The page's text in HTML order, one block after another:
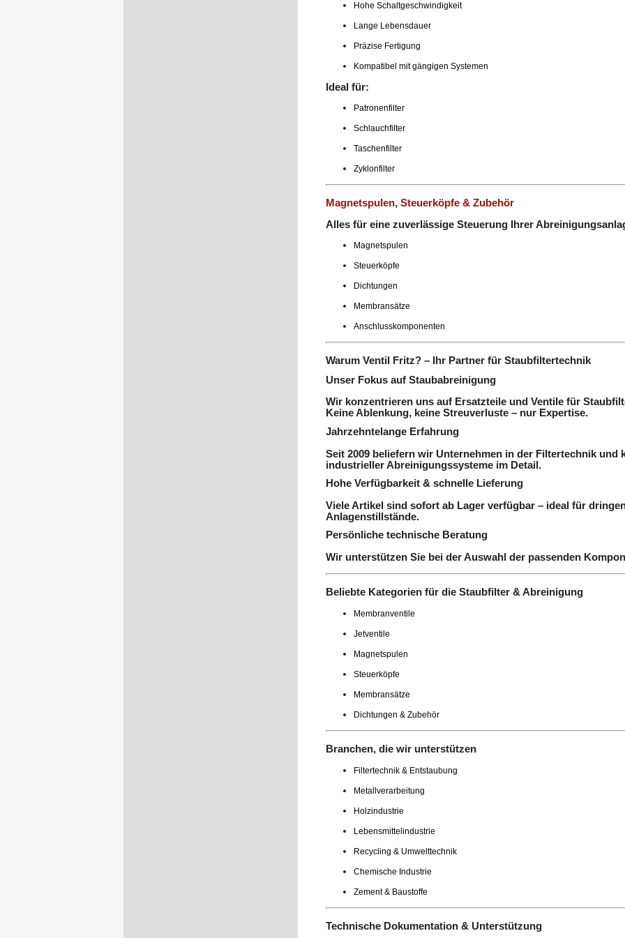
Hohe Schaltgeschwindigkeit
Lange Lebensdauer
Präzise Fertigung
Kompatibel mit gängigen Systemen
Ideal für:
Patronenfilter
Schlauchfilter
Taschenfilter
Zyklonfilter
Magnetspulen, Steuerköpfe & Zubehör
Alles für eine zuverlässige Steuerung Ihrer
Magnetspulen
Steuerköpfe
Dichtungen
Membransätze
Anschlusskomponenten
Warum Ventil Fritz? – Ihr Partner für Staubfiltertechnik
Unser Fokus auf Staubabreinigung
Wir konzentrieren uns auf Ersatzteile und Ventile für
Keine Ablenkung, keine Streuverluste – nur Expertise.
Jahrzehntelange Erfahrung
Seit 2009 beliefern wir Unternehmen in der Filtertechnik und
industrieller Abreinigungssysteme im Detail.
Hohe Verfügbarkeit & schnelle Lieferung
Viele Artikel sind sofort ab Lager verfügbar – ideal für
Anlagenstillstände.
Persönliche technische Beratung
Wir unterstützen Sie bei der Auswahl der passenden
Beliebte Kategorien für die Staubfilter & Abreinigung
Membranventile
Jetventile
Magnetspulen
Steuerköpfe
Membransätze
Dichtungen & Zubehör
Branchen, die wir unterstützen
Filtertechnik & Entstaubung
Metallverarbeitung
Holzindustrie
Lebensmittelindustrie
Recycling & Umwelttechnik
Chemische Industrie
Zement & Baustoffe
Technische Dokumentation & Unterstützung